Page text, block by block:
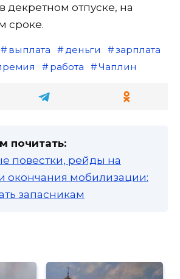
декретном отпуске, на
сроке.
выплата деньги
зарплата
работа Чаплин
почитать:
повестки, рейды на
окончания мобилизации:
запасникам